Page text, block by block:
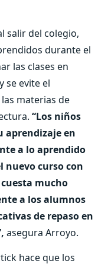
salir del colegio,
durante el
las clases en
se evite el
materias de
“Los niños
en
a lo aprendido
nuevo curso con
mucho
a los alumnos
de repaso en
asegura Arroyo.
hace que los